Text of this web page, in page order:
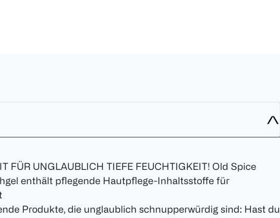
FÜR UNGLAUBLICH TIEFE FEUCHTIGKEIT! Old Spice
enthält pflegende Hautpflege-Inhaltsstoffe für
Produkte, die unglaublich schnupperwürdig sind: Hast du